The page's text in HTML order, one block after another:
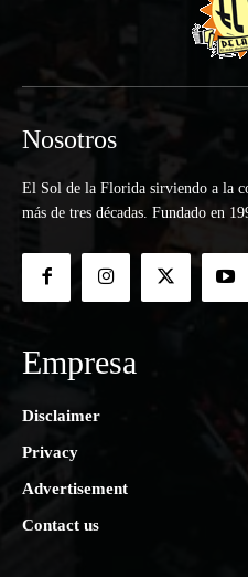
Nosotros
El Sol de la Florida sirviendo a la
más de tres décadas. Fundado en
Empresa
Disclaimer
Privacy
Advertisement
Contact us